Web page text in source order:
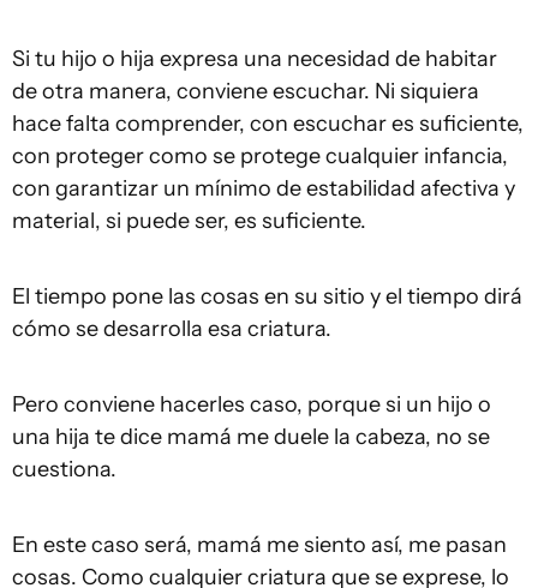
Si tu hijo o hija expresa una necesidad de habitar
de otra manera, conviene escuchar. Ni siquiera
hace falta comprender, con escuchar es suficiente,
con proteger como se protege cualquier infancia,
con garantizar un mínimo de estabilidad afectiva y
material, si puede ser, es suficiente.
El tiempo pone las cosas en su sitio y el tiempo dirá
cómo se desarrolla esa criatura.
Pero conviene hacerles caso, porque si un hijo o
una hija te dice mamá me duele la cabeza, no se
cuestiona.
En este caso será, mamá me siento así, me pasan
cosas. Como cualquier criatura que se exprese, lo